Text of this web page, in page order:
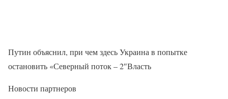
Путин объяснил, при чем здесь Украина в попытке
остановить «Северный поток – 2″Власть
Новости партнеров